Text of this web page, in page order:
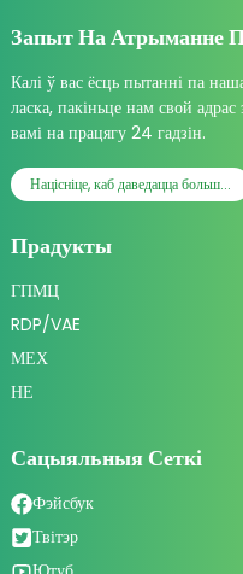
Запыт На Атрыманне
Калі ў вас ёсць пытанні па
ласка, пакіньце нам свой
вамі на працягу 24 гадзін.
Націсніце, каб даведацца больш...
Прадукты
ГПМЦ
RDP/VAE
МЕХ
НЕ
Сацыяльныя Сеткі
Фэйсбук
Твітэр